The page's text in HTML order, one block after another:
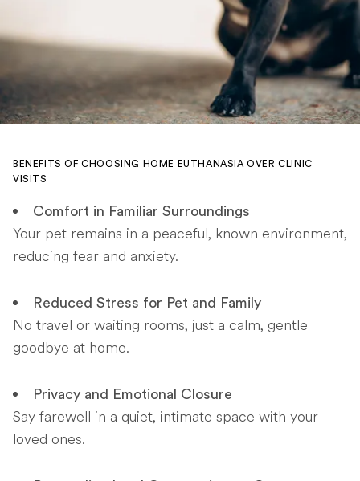
BENEFITS OF CHOOSING HOME EUTHANASIA OVER CLINIC
VISITS
Comfort in Familiar Surroundings
Your pet remains in a peaceful, known environment,
reducing fear and anxiety.
Reduced Stress for Pet and Family
No travel or waiting rooms, just a calm, gentle
goodbye at home.
Privacy and Emotional Closure
Say farewell in a quiet, intimate space with your
loved ones.